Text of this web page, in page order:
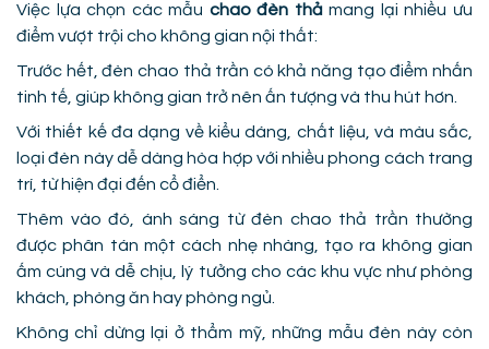
Việc lựa chọn các mẫu chao đèn thảmang lại nhiều ưu
điểm vượt trội cho không gian nội thất:
Trước hết, đèn chao thả trần có khả năng tạo điểm nhấn
tinh tế, giúp không gian trở nên ấn tượng và thu hút hơn.
Với thiết kế đa dạng về kiểu dáng, chất liệu, và màu sắc,
loại đèn này dễ dàng hòa hợp với nhiều phong cách trang
trí, từ hiện đại đến cổ điển.
Thêm vào đó, ánh sáng từ đèn chao thả trần thường
được phân tán một cách nhẹ nhàng, tạo ra không gian
ấm cúng và dễ chịu, lý tưởng cho các khu vực như phòng
khách, phòng ăn hay phòng ngủ.
Không chỉ dừng lại ở thẩm mỹ, những mẫu đèn này còn